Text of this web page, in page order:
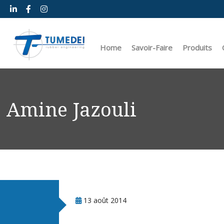
Home
Nos implantations dans le monde
Savoir-Faire
Production
Produits
Amine Jazouli
13 août 2014